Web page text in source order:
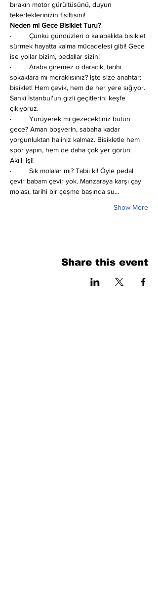
bırakın motor gürültüsünü, duyun
tekerleklerinizin fısıltısını!
Neden mi Gece Bisiklet Turu?
·         Çünkü gündüzleri o kalabalıkta bisiklet
sürmek hayatta kalma mücadelesi gibi! Gece
ise yollar bizim, pedallar sizin!
·         Araba giremez o daracık, tarihi
sokaklara mı meraklısınız? İşte size anahtar:
bisiklet! Hem çevik, hem de her yere sığıyor.
Sanki İstanbul'un gizli geçitlerini keşfe
çıkıyoruz.
·         Yürüyerek mi gezecektiniz bütün
gece? Aman boşverin, sabaha kadar
yorgunluktan haliniz kalmaz. Bisikletle hem
spor yapın, hem de daha çok yer görün.
Akıllı işi!
·         Sık molalar mı? Tabii ki! Öyle pedal
çevir babam çevir yok. Manzaraya karşı çay
molası, tarihi bir çeşme başında su…
Show More
Share this event